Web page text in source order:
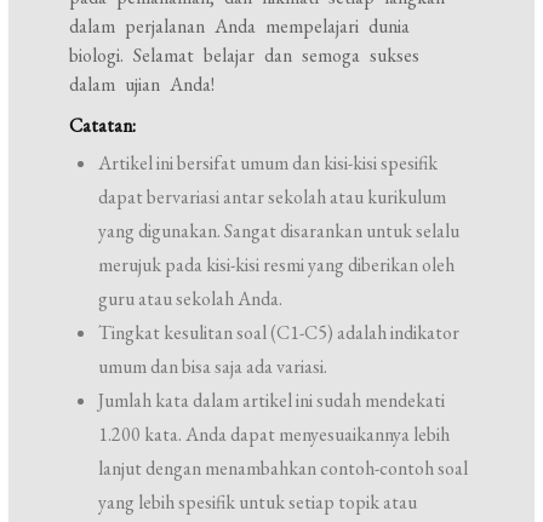
dalam perjalanan Anda mempelajari dunia
biologi. Selamat belajar dan semoga sukses
dalam ujian Anda!
Catatan:
Artikel ini bersifat umum dan kisi-kisi spesifik
dapat bervariasi antar sekolah atau kurikulum
yang digunakan. Sangat disarankan untuk selalu
merujuk pada kisi-kisi resmi yang diberikan oleh
guru atau sekolah Anda.
Tingkat kesulitan soal (C1-C5) adalah indikator
umum dan bisa saja ada variasi.
Jumlah kata dalam artikel ini sudah mendekati
1.200 kata. Anda dapat menyesuaikannya lebih
lanjut dengan menambahkan contoh-contoh soal
yang lebih spesifik untuk setiap topik atau